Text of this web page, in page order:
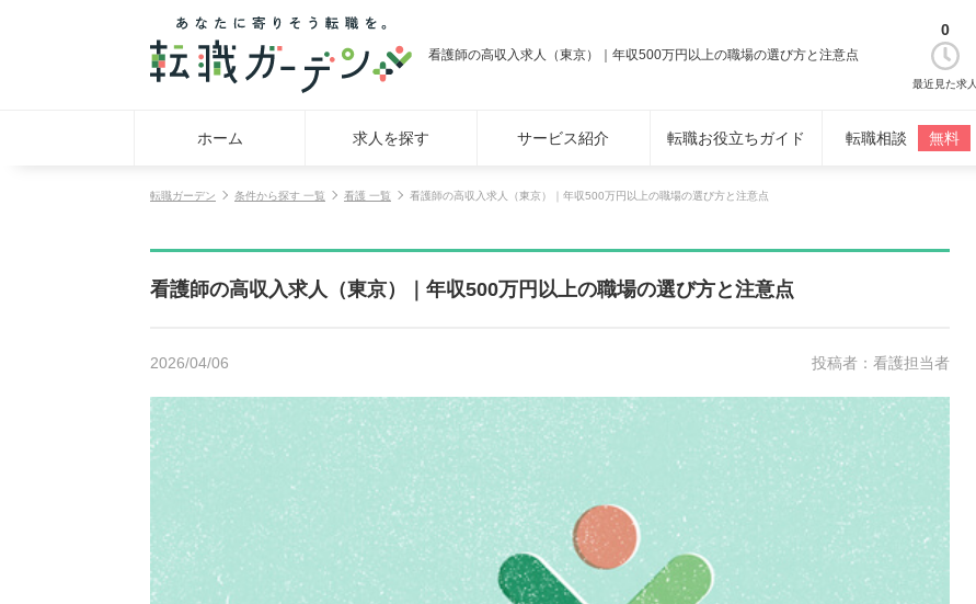
看護師の高収入求人（東京）｜年収500万円以上の職場の選び方と注意点
0
最近見た求人
ホーム 求人を探す サービス紹介 転職お役立ちガイド 転職相談 無料
転職ガーデン 条件から探す 一覧 看護 一覧 看護師の高収入求人（東京）｜年収500万円以上の職場の選び方と注意点
看護師の高収入求人（東京）｜年収500万円以上の職場の選び方と注意点
2026/04/06 投稿者：看護担当者